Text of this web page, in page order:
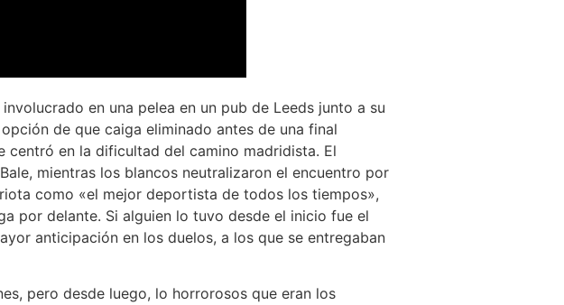
en una pelea en un pub de Leeds junto a su
de que caiga eliminado antes de una final
centró en la dificultad del camino madridista. El
mientras los blancos neutralizaron el encuentro por
como «el mejor deportista de todos los tiempos»,
por delante. Si alguien lo tuvo desde el inicio fue el
anticipación en los duelos, a los que se entregaban
pero desde luego, lo horrorosos que eran los